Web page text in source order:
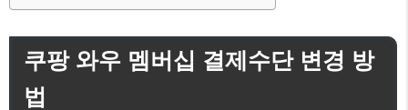
쿠팡 와우 멤버십 결제수단 변경 방
법